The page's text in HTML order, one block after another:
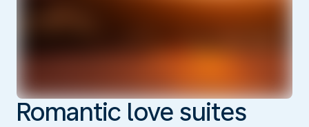
Romantic love suites